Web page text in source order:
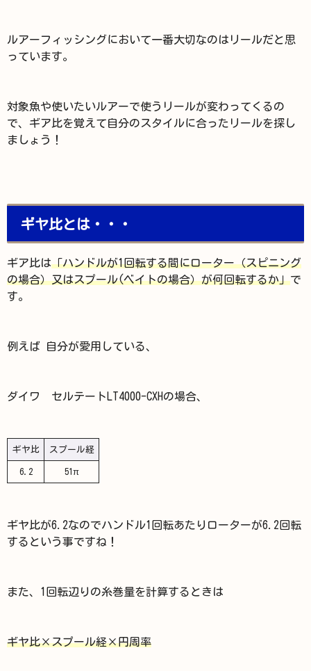
ルアーフィッシングにおいて一番大切なのはリールだと思
っています。
対象魚や使いたいルアーで使うリールが変わってくるの
で、ギア比を覚えて自分のスタイルに合ったリールを探し
ましょう！
ギヤ比とは・・・
ギア比は「ハンドルが1回転する間にローター（スピニング
の場合）又はスプール(ベイトの場合）が何回転するか」で
す。
例えば 自分が愛用している、
ダイワ セルテートLT4000-CXHの場合、
ギヤ比 スプール経
6.2 51π
ギヤ比が6.2なのでハンドル1回転あたりローターが6.2回転
するという事ですね！
また、1回転辺りの糸巻量を計算するときは
ギヤ比×スプール経×円周率